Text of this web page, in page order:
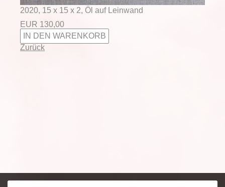
2020, 15 x 15 x 2, Öl auf Leinwand
EUR 130,00
Zurück